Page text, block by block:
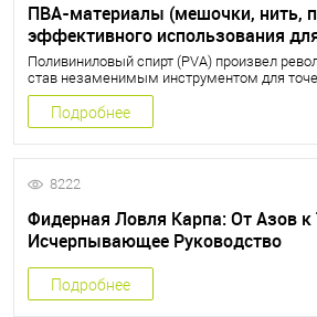
ПВА-материалы (мешочки, нить,
эффективного использования
прикормки и насадки
Поливиниловый спирт (PVA) произвел
став незаменимым инструментом для
прикормки и насадки
Подробнее
8222
Фидерная Ловля Карпа: От Азов
Исчерпывающее Руководство
Подробнее